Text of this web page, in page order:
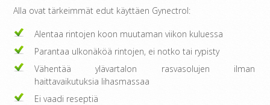
Alla ovat tärkeimmät edut käyttäen Gynectrol:
Alentaa rintojen koon muutaman viikon kuluessa
Parantaa ulkonäköä rintojen, ei notko tai rypisty
Vähentää ylävartalon rasvasolujen ilman
haittavaikutuksia lihasmassaa
Ei vaadi reseptiä